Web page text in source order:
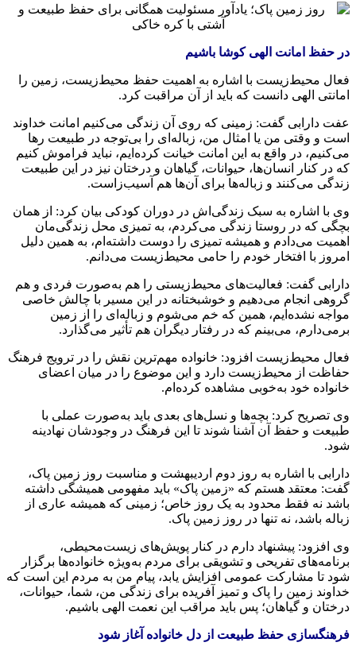
در حفظ امانت الهی کوشا باشیم
فعال محیط‌زیست با اشاره به اهمیت حفظ محیط‌زیست، زمین را
امانتی الهی دانست که باید از آن مراقبت کرد.
عفت دارابی گفت: زمینی که روی آن زندگی می‌کنیم امانت خداوند
است و وقتی من یا امثال من، زباله‌ای را بی‌توجه در طبیعت رها
می‌کنیم، در واقع به این امانت خیانت کرده‌ایم، نباید فراموش کنیم
که در کنار انسان‌ها، حیوانات، گیاهان و درختان نیز در این طبیعت
زندگی می‌کنند و زباله‌ها برای آن‌ها هم آسیب‌زاست.
وی با اشاره به سبک زندگی‌اش در دوران کودکی بیان کرد: از همان
بچگی که در روستا زندگی می‌کردم، به تمیزی محل زندگی‌مان
اهمیت می‌دادم و همیشه تمیزی را دوست داشته‌ام، به همین دلیل
امروز با افتخار خودم را حامی محیط‌زیست می‌دانم.
دارابی گفت: فعالیت‌های محیط‌زیستی را هم به‌صورت فردی و هم
گروهی انجام می‌دهیم و خوشبختانه در این مسیر با چالش خاصی
مواجه نشده‌ایم، همین که خم می‌شوم و زباله‌ای را از زمین
برمی‌دارم، می‌بینم که در رفتار دیگران هم تأثیر می‌گذارد.
فعال محیط‌زیست افزود: خانواده مهم‌ترین نقش را در ترویج فرهنگ
حفاظت از محیط‌زیست دارد و این موضوع را در میان اعضای
خانواده خود به‌خوبی مشاهده کرده‌ام.
وی تصریح کرد: بچه‌ها و نسل‌های بعدی باید به‌صورت عملی با
طبیعت و حفظ آن آشنا شوند تا این فرهنگ در وجودشان نهادینه
شود.
دارابی با اشاره به روز دوم اردیبهشت و مناسبت روز زمین پاک،
گفت: معتقد هستم که «زمین پاک» باید مفهومی همیشگی داشته
باشد نه فقط محدود به یک روز خاص؛ زمینی که همیشه عاری از
زباله باشد، نه تنها در روز زمین پاک.
وی افزود: پیشنهاد دارم در کنار پویش‌های زیست‌محیطی،
برنامه‌های تفریحی و تشویقی برای مردم به‌ویژه خانواده‌ها برگزار
شود تا مشارکت عمومی افزایش یابد، پیام من به مردم این است که
خداوند زمین را پاک و تمیز آفریده برای زندگی من، شما، حیوانات،
درختان و گیاهان؛ پس باید مراقب این نعمت الهی باشیم.
فرهنگسازی حفظ طبیعت از دل خانواده آغاز شود